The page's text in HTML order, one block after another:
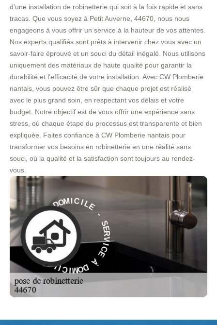
d'une installation de robinetterie qui soit à la fois rapide et sans
tracas. Que vous soyez à Petit Auverne, 44670, nous nous
engageons à vous offrir un service à la hauteur de vos attentes.
Nos experts qualifiés sont prêts à intervenir chez vous avec un
savoir-faire éprouvé et un souci du détail inégalé. Nous utilisons
uniquement des matériaux de haute qualité pour garantir la
durabilité et l'efficacité de votre installation. Avec CW Plomberie
nantais, vous pouvez être sûr que chaque projet est réalisé
avec le plus grand soin, en respectant vos délais et votre
budget. Notre objectif est de vous offrir une expérience sans
stress, où chaque étape du processus est transparente et bien
expliquée. Faites confiance à CW Plomberie nantais pour
transformer vos besoins en robinetterie en une réalité sans
souci, où la qualité et la satisfaction sont toujours au rendez-
vous.
S
E
R
V
I
E
À
DO
MICIL E -
S E
R
V
I
C
E
À
D
O
M
I
C
I
L
E
-